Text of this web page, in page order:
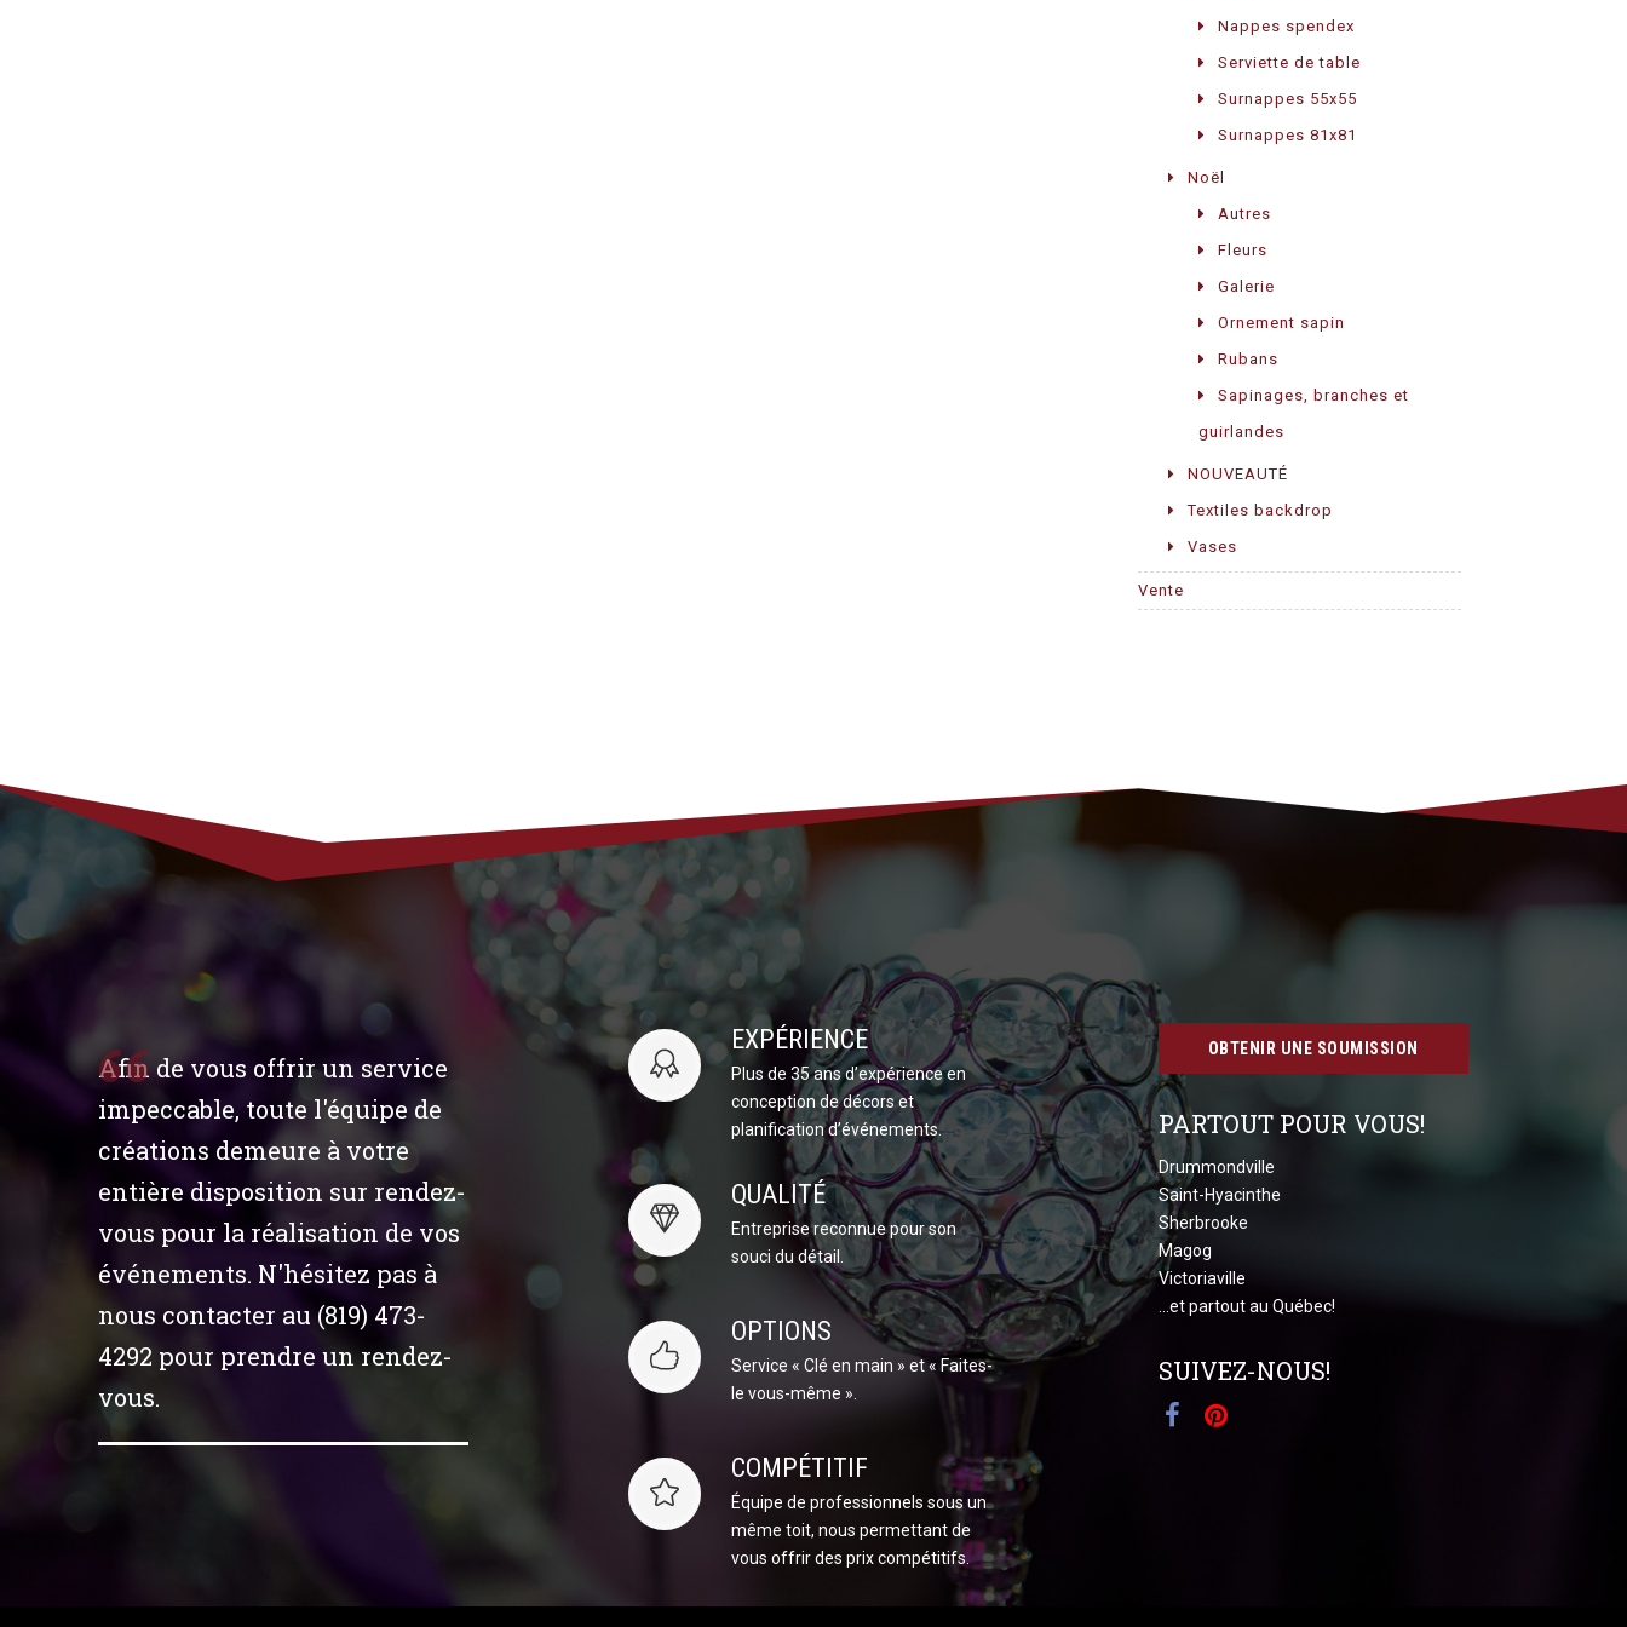
Nappes spendex
Serviette de table
Surnappes 55x55
Surnappes 81x81
Noël
Autres
Fleurs
Galerie
Ornement sapin
Rubans
Sapinages, branches et
guirlandes
NOUVEAUTÉ
Textiles backdrop
Vases
Vente
Afin de vous offrir un service
impeccable, toute l'équipe de
créations demeure à votre
entière disposition sur rendez-
vous pour la réalisation de vos
événements. N'hésitez pas à
nous contacter au (819) 473-
4292 pour prendre un rendez-
vous.
EXPÉRIENCE
Plus de 35 ans d’expérience en
conception de décors et
planification d’événements.
QUALITÉ
Entreprise reconnue pour son
souci du détail.
OPTIONS
Service « Clé en main » et « Faites-
le vous-même ».
COMPÉTITIF
Équipe de professionnels sous un
même toit, nous permettant de
vous offrir des prix compétitifs.
OBTENIR UNE SOUMISSION
PARTOUT POUR VOUS!
Drummondville
Saint-Hyacinthe
Sherbrooke
Magog
Victoriaville
...et partout au Québec!
SUIVEZ-NOUS!